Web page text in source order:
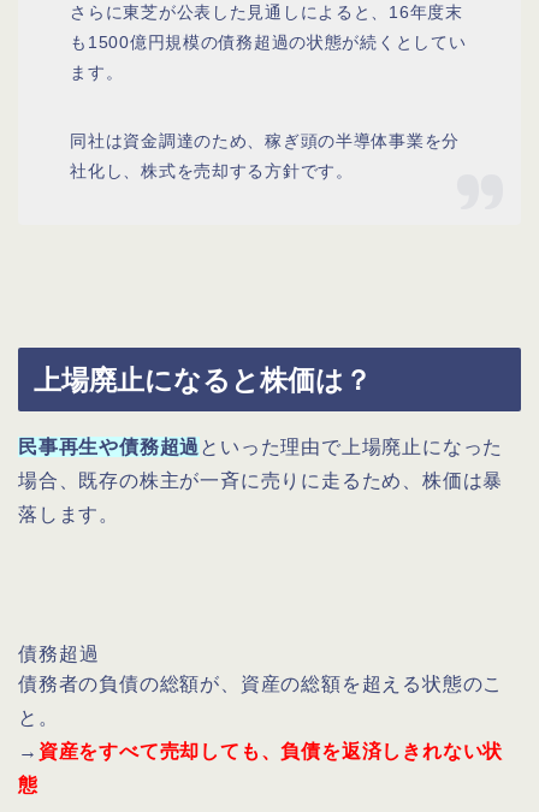
さらに東芝が公表した見通しによると、16年度末
も1500億円規模の債務超過の状態が続くとしてい
ます。
同社は資金調達のため、稼ぎ頭の半導体事業を分
社化し、株式を売却する方針です。
上場廃止になると株価は？
民事再生や債務超過といった理由で上場廃止になった
場合、既存の株主が一斉に売りに走るため、株価は暴
落します。
債務超過
債務者の負債の総額が、資産の総額を超える状態のこ
と。
→ 資産をすべて売却しても、負債を返済しきれない状
態